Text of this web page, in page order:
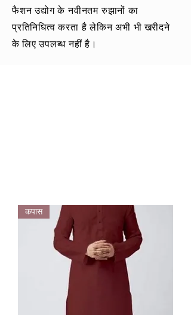
फैशन उद्योग के नवीनतम रुझानों का
प्रतिनिधित्व करता है लेकिन अभी भी खरीदने
के लिए उपलब्ध नहीं है।
कपास